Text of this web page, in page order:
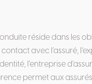
réside dans les
avec l’assuré,
l’entreprise
permet aux